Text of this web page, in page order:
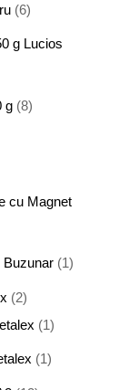
(6)
g Lucios
g (8)
cu Magnet
Buzunar (1)
(2)
(1)
(1)